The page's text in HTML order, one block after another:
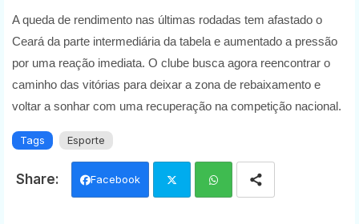
A queda de rendimento nas últimas rodadas tem afastado o
Ceará da parte intermediária da tabela e aumentado a pressão
por uma reação imediata. O clube busca agora reencontrar o
caminho das vitórias para deixar a zona de rebaixamento e
voltar a sonhar com uma recuperação na competição nacional.
Tags Esporte
Facebook